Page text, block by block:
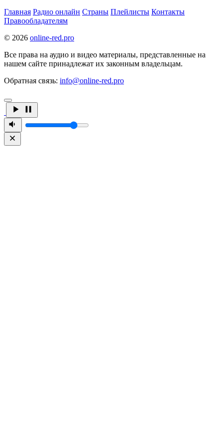
Главная Радио онлайн Страны Плейлисты Контакты
Правообладателям
© 2026 online-red.pro
Все права на аудио и видео материалы, представленные на
нашем сайте принадлежат их законным владельцам.
Обратная связь: info@online-red.pro